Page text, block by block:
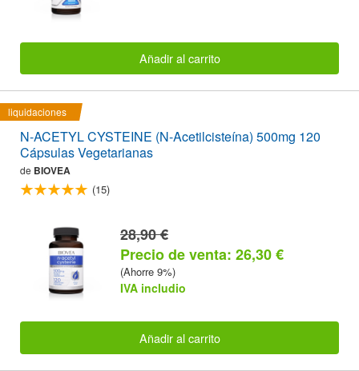
Añadir al carrito
liquidaciones
N-ACETYL CYSTEINE (N-Acetilcisteína) 500mg 120
Cápsulas Vegetarianas
de BIOVEA
(15)
28,90 €
Precio de venta: 26,30 €
(Ahorre 9%)
IVA includio
Añadir al carrito